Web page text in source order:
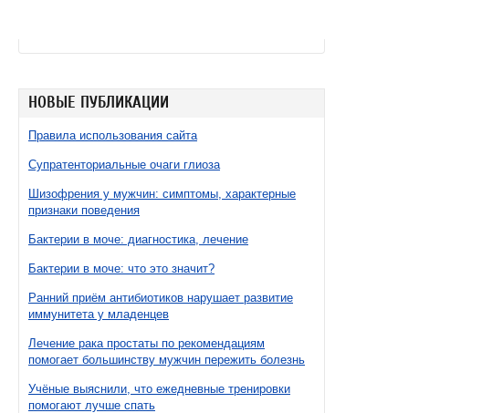
НОВЫЕ ПУБЛИКАЦИИ
Правила использования сайта
Супратенториальные очаги глиоза
Шизофрения у мужчин: симптомы, характерные
признаки поведения
Бактерии в моче: диагностика, лечение
Бактерии в моче: что это значит?
Ранний приём антибиотиков нарушает развитие
иммунитета у младенцев
Лечение рака простаты по рекомендациям
помогает большинству мужчин пережить болезнь
Учёные выяснили, что ежедневные тренировки
помогают лучше спать